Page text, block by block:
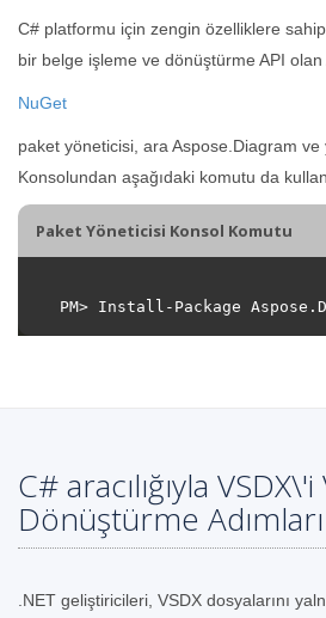
C# platformu için zengin özelliklere
bir belge işleme ve dönüştürme API olan
NuGet
paket yöneticisi, ara Aspose.Diagram
Konsolundan aşağıdaki komutu da
Paket Yöneticisi Konsol Komutu
C# aracılığıyla
Dönüştürme Adımları
.NET geliştiricileri, VSDX dosyalarını